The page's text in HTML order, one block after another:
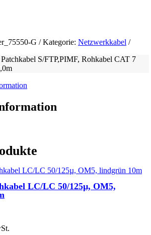
G Kategorie: Netzwerkkabel
S/FTP,PIMF, Rohkabel CAT 7
LC/LC 50/125µ, OM5,